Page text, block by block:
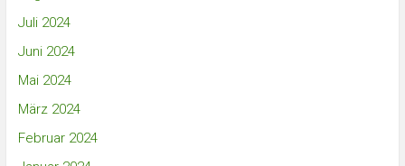
Juli 2024
Juni 2024
Mai 2024
März 2024
Februar 2024